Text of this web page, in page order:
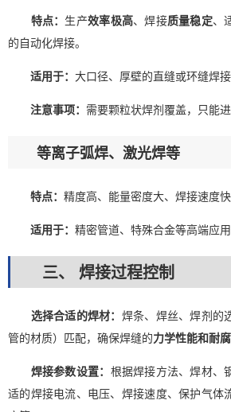
特点： 生产效率极高、焊接质量稳定、
的自动化焊接。
适用于： 大口径、厚壁的直缝或环缝焊接
注意事项： 需要颗粒状焊剂覆盖，只能进
等离子弧焊、激光焊等
特点： 精度高、能量密度大、焊接速度快
适用于： 精密管道、特殊合金等高端应用
三、 焊接过程控制
选择合适的焊材： 焊条、焊丝、焊剂的
管的材质）匹配，确保焊缝的力学性能和耐
焊接参数设置： 根据焊接方法、焊材、
适的焊接电流、电压、焊接速度、保护气体